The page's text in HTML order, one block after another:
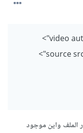
واين موجود